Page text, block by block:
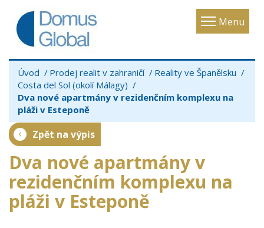
Menu
Toggle
Úvod Prodej realit v zahraničí
Reality ve Španělsku
Costa del Sol (okolí Málagy)
Dva nové apartmány v rezidenčním komplexu na
pláži v Esteponě
Zpět na výpis
Dva nové apartmány v
rezidenčním komplexu na
pláži v Esteponě